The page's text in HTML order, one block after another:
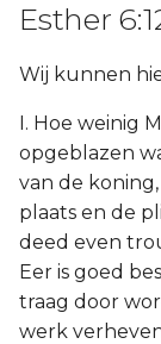
Esther
Wij kunnen
I. Hoe weinig
opgeblazen
van de
plaats en de
deed even
Eer is goed
traag door
werk